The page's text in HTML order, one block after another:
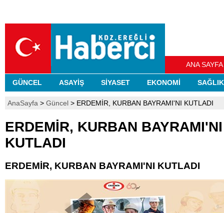
ANA SAYFA
GÜNCEL ASAYİŞ SİYASET EKONOMİ SAĞLIK
AnaSayfa > Güncel > ERDEMİR, KURBAN BAYRAMI'NI KUTLADI
ERDEMİR, KURBAN BAYRAMI'NI
KUTLADI
ERDEMİR, KURBAN BAYRAMI'NI KUTLADI